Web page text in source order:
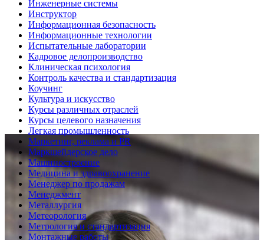
Инженерные системы
Инструктор
Информационная безопасность
Информационные технологии
Испытательные лаборатории
Кадровое делопроизводство
Клиническая психология
Контроль качества и стандартизация
Коучинг
Культура и искусство
Курсы различных отраслей
Курсы целевого назначения
Легкая промышленность
Маркетинг, реклама и PR
Маркшейдерское дело
Машиностроение
Медицина и здравоохранение
Менеджер по продажам
Менеджмент
Металлургия
Метеорология
Метрология и стандартизация
Монтажные работы